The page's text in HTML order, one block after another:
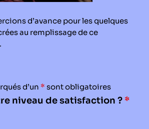
d’avance pour les quelques
au remplissage de ce
d’un * sont obligatoires
niveau de satisfaction ? *